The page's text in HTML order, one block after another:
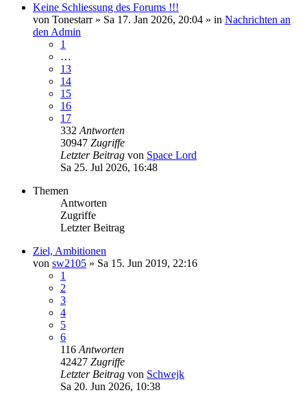
Keine Schliessung des Forums !!!
von Tonestarr» Sa 17. Jan 2026, 20:04 » in Nachrichten an
den Admin
1
…
13
14
15
16
17
332 Antworten
30947 Zugriffe
Letzter Beitrag von Space Lord
Sa 25. Jul 2026, 16:48
Themen
Antworten
Zugriffe
Letzter Beitrag
Ziel, Ambitionen
von sw2105 » Sa 15. Jun 2019, 22:16
1
2
3
4
5
6
116 Antworten
42427 Zugriffe
Letzter Beitrag von Schwejk
Sa 20. Jun 2026, 10:38